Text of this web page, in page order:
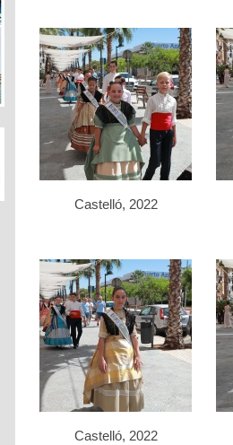
Castelló, 2022
Castelló, 2022